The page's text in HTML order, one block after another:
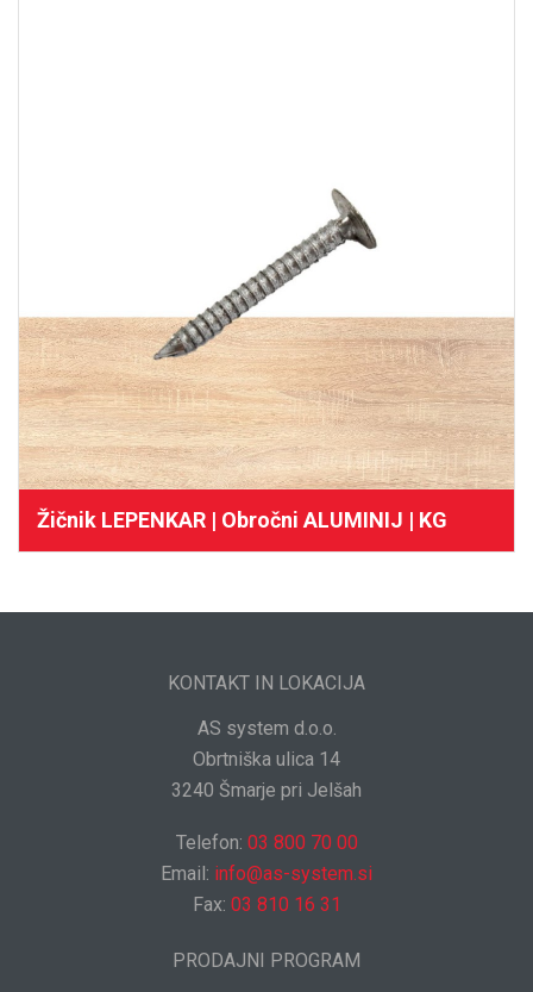
Žičnik LEPENKAR | Obročni ALUMINIJ | KG
KONTAKT IN LOKACIJA
AS system d.o.o.
Obrtniška ulica 14
3240 Šmarje pri Jelšah
Telefon: 03 800 70 00
Email: info@as-system.si
Fax: 03 810 16 31
PRODAJNI PROGRAM